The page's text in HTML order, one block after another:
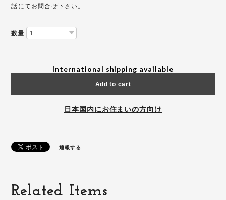
話にてお問合せ下さい。
数量
International shipping available
Add to cart
日本国内にお住まいの方向け
通報する
Related Items